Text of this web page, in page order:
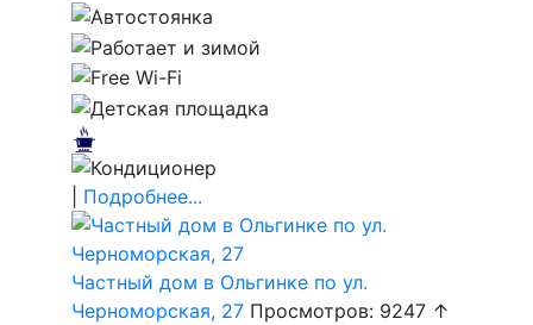
Подробнее...
Частный дом в Ольгинке по ул.
Черноморская, 27 Просмотров: 9247 ↑